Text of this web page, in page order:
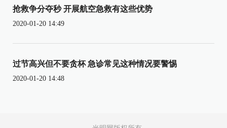
抢救争分夺秒 开展航空急救有这些优势
2020-01-20 14:49
过节高兴但不要贪杯 急诊常见这种情况要警惕
2020-01-20 14:48